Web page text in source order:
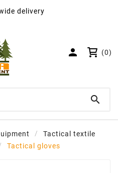
delivery
 (0)

Tactical textile
Tactical gloves